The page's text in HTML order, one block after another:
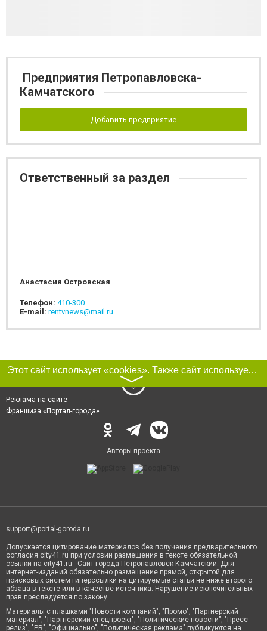
Предприятия Петропавловска-
Камчатского
Добавить предприятие
Ответственный за раздел
Анастасия Островская
Телефон: 410-300
E-mail: rentvnews@mail.ru
Этот сайт использует «cookies». Также сайт использует интернет-сервис для сбора технических данных касательно посетителей с целью получения маркетинговой и статистической информации. Условия обработки данных посетителей сайта см.
〉
Реклама на сайте
Франшиза «Портал-города»
Авторы проекта
support@portal-goroda.ru
Допускается цитирование материалов без получения предварительного
согласия city41.ru при условии размещения в тексте обязательной
ссылки на city41.ru - Сайт города Петропавловск-Камчатский. Для
интернет-изданий обязательно размещение прямой, открытой для
поисковых систем гиперссылки на цитируемые статьи не ниже второго
абзаца в тексте или в качестве источника. Нарушение исключительных
прав преследуется по закону.
Материалы с плашками "Новости компаний", "Промо", "Партнерский
материал", "Партнерский спецпроект", "Политические новости", "Пресс-
релиз", "PR", "Официально", "Политическая реклама" публикуются на